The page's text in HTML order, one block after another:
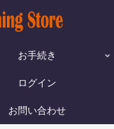
お手続き
ログイン
お問い合わせ